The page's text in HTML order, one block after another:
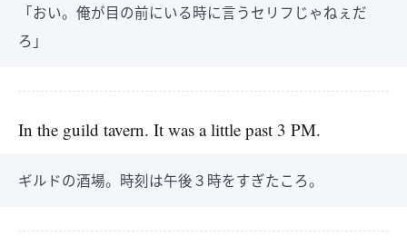
「おい。俺が目の前にいる時に言うセリフじゃねぇだ
ろ」
In the guild tavern. It was a little past 3 PM.
ギルドの酒場。時刻は午後３時をすぎたころ。